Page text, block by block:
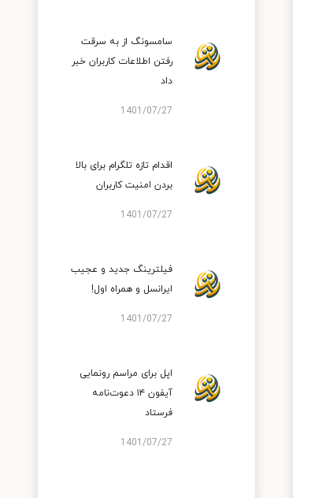
سامسونگ از به سرقت
رفتن اطلاعات کاربران خبر
داد
1401/07/27
اقدام تازه تلگرام برای بالا
بردن امنیت کاربران
1401/07/27
فیلترینگ جدید و عجیب
ایرانسل و همراه اول!
1401/07/27
اپل برای مراسم رونمایی
آیفون ۱۴ دعوت‌نامه
فرستاد
1401/07/27